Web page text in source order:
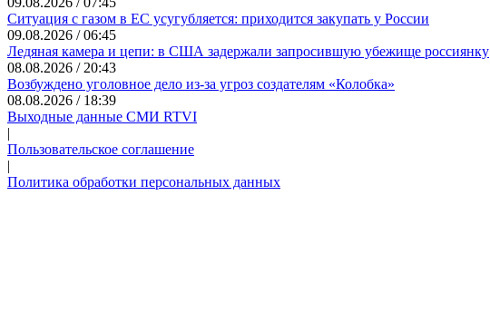
Ситуация с газом в ЕС усугубляется: приходится закупать у России
09.08.2026 / 06:45
Ледяная камера и цепи: в США задержали запросившую убежище россиянку
08.08.2026 / 20:43
Возбуждено уголовное дело из-за угроз создателям «Колобка»
08.08.2026 / 18:39
Выходные данные СМИ RTVI
|
Пользовательское соглашение
|
Политика обработки персональных данных